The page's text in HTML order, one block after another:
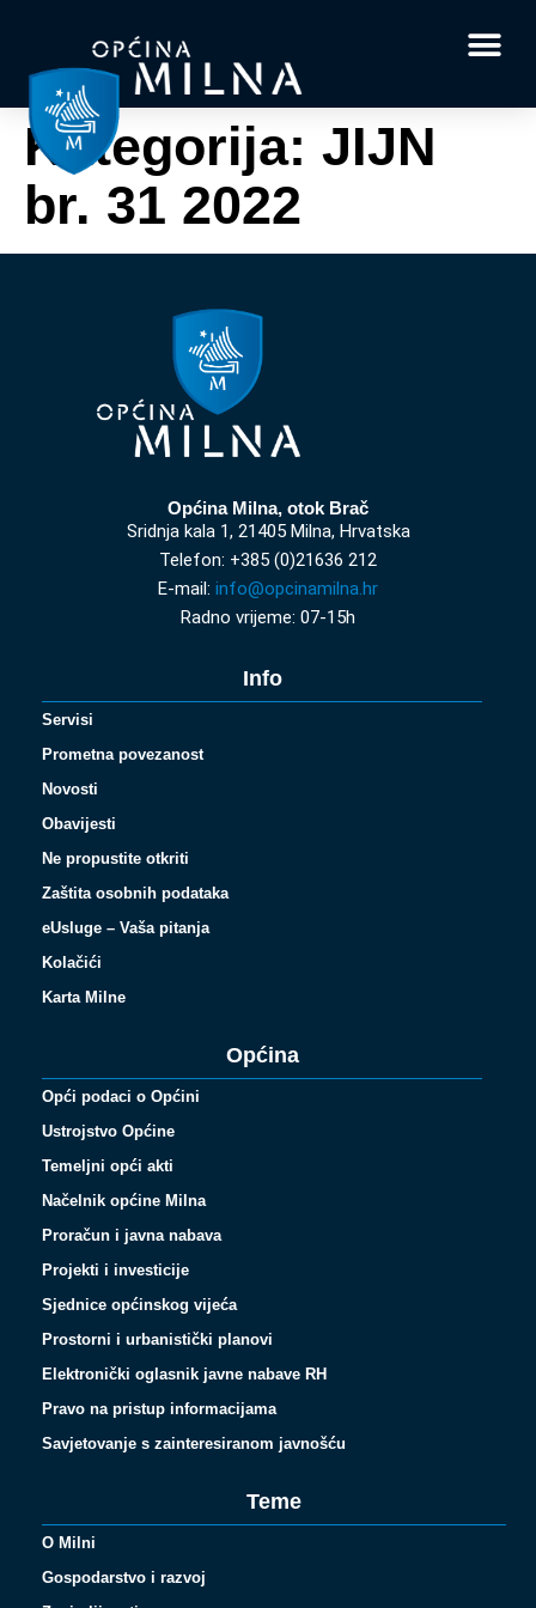
Kategorija: JIJN
br. 31 2022
Općina Milna, otok Brač
Sridnja kala 1, 21405 Milna, Hrvatska
Telefon: +385 (0)21636 212
E-mail: info@opcinamilna.hr
Radno vrijeme: 07-15h
Info
Servisi
Prometna povezanost
Novosti
Obavijesti
Ne propustite otkriti
Zaštita osobnih podataka
eUsluge – Vaša pitanja
Kolačići
Karta Milne
Općina
Opći podaci o Općini
Ustrojstvo Općine
Temeljni opći akti
Načelnik općine Milna
Proračun i javna nabava
Projekti i investicije
Sjednice općinskog vijeća
Prostorni i urbanistički planovi
Elektronički oglasnik javne nabave RH
Pravo na pristup informacijama
Savjetovanje s zainteresiranom javnošću
Teme
O Milni
Gospodarstvo i razvoj